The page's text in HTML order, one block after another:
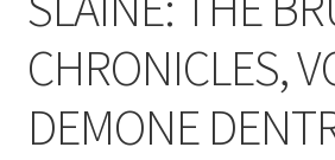
CHRONICLES,
DEMONE